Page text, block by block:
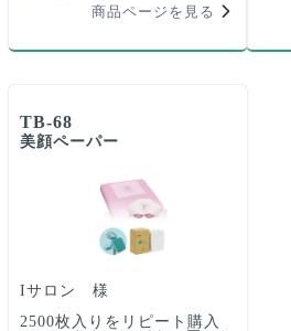
商品ページを見る
TB-68
美顔ペーパー
Iサロン 様
2500枚入りをリピート購入